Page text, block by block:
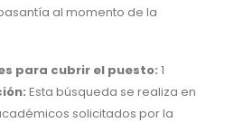
al momento de la
para cubrir el puesto: 1
Esta búsqueda se realiza en
solicitados por la